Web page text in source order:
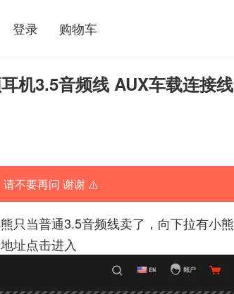
登录 购物车
机3.5音频线 AUX车载连接线
不要再问 谢谢 ⚠️
只当普通3.5音频线卖了，向下拉有小熊
址点击进入